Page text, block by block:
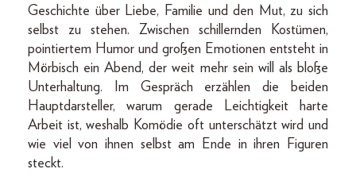
Geschichte über Liebe, Familie und den Mut, zu sich
selbst zu stehen. Zwischen schillernden Kostümen,
pointiertem Humor und großen Emotionen entsteht in
Mörbisch ein Abend, der weit mehr sein will als bloße
Unterhaltung. Im Gespräch erzählen die beiden
Hauptdarsteller, warum gerade Leichtigkeit harte
Arbeit ist, weshalb Komödie oft unterschätzt wird und
wie viel von ihnen selbst am Ende in ihren Figuren
steckt.